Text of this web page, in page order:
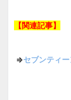
【関連記事】
⇒セブンティ